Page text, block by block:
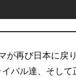
が再び日本に戻
バル達、そし